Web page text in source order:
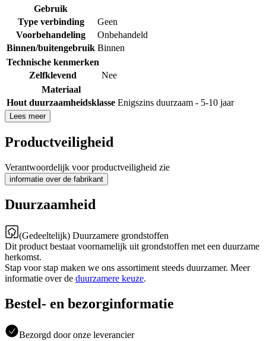
Gebruik
Type verbinding
Geen
Voorbehandeling
Onbehandeld
Binnen/buitengebruik Binnen
Technische kenmerken
Zelfklevend
Nee
Materiaal
Hout duurzaamheidsklasse Enigszins duurzaam - 5-10 jaar
Lees meer
Productveiligheid
Verantwoordelijk voor productveiligheid zie
informatie over de fabrikant
Duurzaamheid
(Gedeeltelijk) Duurzamere grondstoffen
Dit product bestaat voornamelijk uit grondstoffen met een duurzame
herkomst.
Stap voor stap maken we ons assortiment steeds duurzamer. Meer
informatie over de duurzamere keuze.
Bestel- en bezorginformatie
Bezorgd door onze leverancier